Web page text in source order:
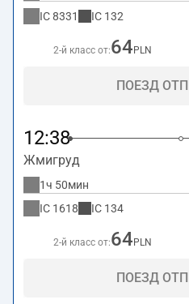
IC8331 IC 132
2-й класс от:64 PLN
ПОЕЗД
12:38
Жмигруд
1ч 50мин
IC 1618 IC 134
2-й класс от:64 PLN
ПОЕЗД